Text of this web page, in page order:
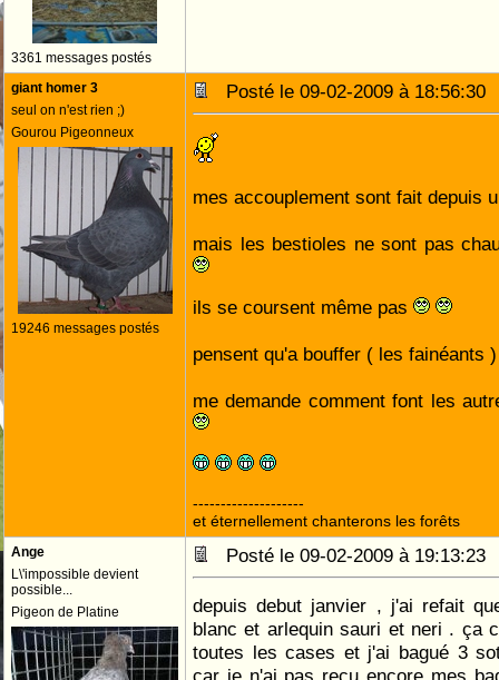
3361 messages postés
giant homer 3
seul on n'est rien ;)
Gourou Pigeonneux
19246 messages postés
Posté le 09-02-2009 à
mes accouplement sont fait depuis
mais les bestioles ne sont pas
ils se coursent même pas
pensent qu'a bouffer ( les fainéants
me demande comment font les
--------------------
et éternellement chanterons les forêts
Ange
L\'impossible devient
possible...
Pigeon de Platine
Posté le 09-02-2009 à
depuis debut janvier , j'ai refait
blanc et arlequin sauri et neri . ça
toutes les cases et j'ai bagué 3
car je n'ai pas reçu encore mes